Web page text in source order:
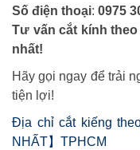
Số điện thoại: 0975
Tư vấn cắt kính
nhất!
Hãy gọi ngay để trải
tiện lợi!
Địa chỉ cắt kiếng
NHẤT】TPHCM